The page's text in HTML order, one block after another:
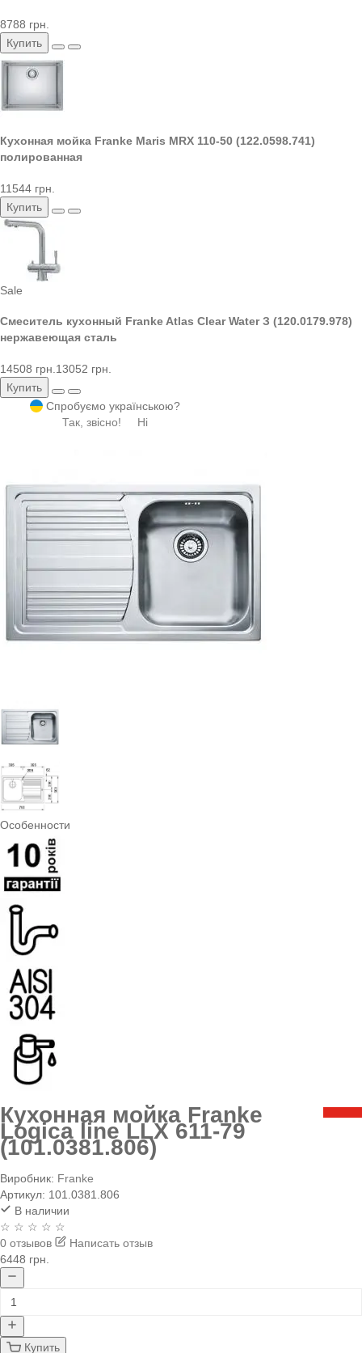
8788 грн.
Купить
Кухонная мойка Franke Maris MRX 110-50 (122.0598.741)
полированная
11544 грн.
Купить
Sale
Смеситель кухонный Franke Atlas Clear Water З (120.0179.978)
нержавеющая сталь
14508 грн. 13052 грн.
Купить
Спробуємо українською?
Так, звісно!
Ні
Особенности
Кухонная мойка Franke
Logica line LLX 611-79
(101.0381.806)
Виробник: Franke
Артикул: 101.0381.806
В наличии
☆ ☆ ☆ ☆ ☆
0 отзывов
Написать отзыв
6448 грн.
Купить